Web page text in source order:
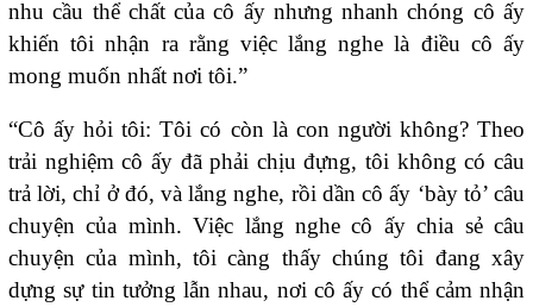
nhu cầu thể chất của cô ấy nhưng nhanh chóng cô ấy
khiến tôi nhận ra rằng việc lắng nghe là điều cô ấy
mong muốn nhất nơi tôi.”
“Cô ấy hỏi tôi: Tôi có còn là con người không? Theo
trải nghiệm cô ấy đã phải chịu đựng, tôi không có câu
trả lời, chỉ ở đó, và lắng nghe, rồi dần cô ấy ‘bày tỏ’ câu
chuyện của mình. Việc lắng nghe cô ấy chia sẻ câu
chuyện của mình, tôi càng thấy chúng tôi đang xây
dựng sự tin tưởng lẫn nhau, nơi cô ấy có thể cảm nhận